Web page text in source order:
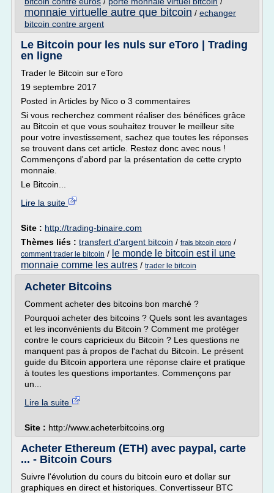
monnaie virtuelle autre que bitcoin / echanger
bitcoin contre argent
Le Bitcoin pour les nuls sur eToro | Trading
en ligne
Trader le Bitcoin sur eToro
19 septembre 2017
Posted in Articles by Nico o 3 commentaires
Si vous recherchez comment réaliser des bénéfices grâce
au Bitcoin et que vous souhaitez trouver le meilleur site
pour votre investissement, sachez que toutes les réponses
se trouvent dans cet article. Restez donc avec nous !
Commençons d'abord par la présentation de cette crypto
monnaie.
Le Bitcoin...
Lire la suite
Site : http://trading-binaire.com
Thèmes liés : transfert d'argent bitcoin / frais bitcoin etoro /
comment trader le bitcoin / le monde le bitcoin est il une
monnaie comme les autres / trader le bitcoin
Acheter Bitcoins
Comment acheter des bitcoins bon marché ?
Pourquoi acheter des bitcoins ? Quels sont les avantages
et les inconvénients du Bitcoin ? Comment me protéger
contre le cours capricieux du Bitcoin ? Les questions ne
manquent pas à propos de l'achat du Bitcoin. Le présent
guide du Bitcoin apportera une réponse claire et pratique
à toutes les questions importantes. Commençons par
un...
Lire la suite
Site : http://www.acheterbitcoins.org
Acheter Ethereum (ETH) avec paypal, carte
... - Bitcoin Cours
Suivre l'évolution du cours du bitcoin euro et dollar sur
graphiques en direct et historiques. Convertisseur BTC